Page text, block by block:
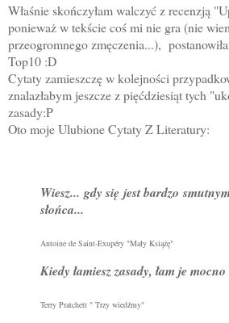
Właśnie skończyłam walczyć z recenzją
ponieważ w tekście coś mi nie gra (nie
przeogromnego zmęczenia...),
Top10 :D
Cytaty zamieszczę w kolejności
znalazłabym jeszcze z pięćdziesiąt tych
zasady:P
Oto moje Ulubione Cytaty Z Literatury:
Wiesz... gdy się jest bardzo
słońca...
Antoine de Saint-Exupéry "Mały Książę"
Kiedy łamiesz zasady, łam je
Terry Pratchett " Trzy wiedźmy"